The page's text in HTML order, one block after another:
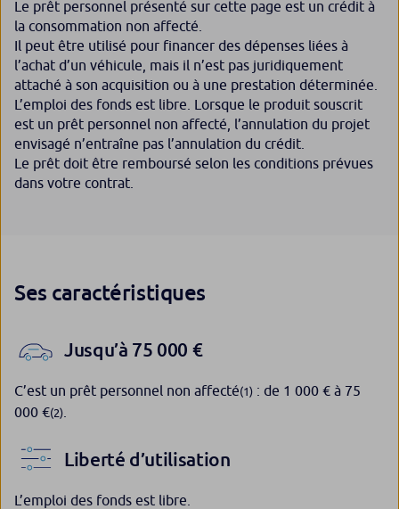
Le prêt personnel présenté sur cette page est un crédit à
la consommation non affecté.
Il peut être utilisé pour financer des dépenses liées à
l’achat d’un véhicule, mais il n’est pas juridiquement
attaché à son acquisition ou à une prestation déterminée.
L’emploi des fonds est libre. Lorsque le produit souscrit
est un prêt personnel non affecté, l’annulation du projet
envisagé n’entraîne pas l’annulation du crédit.
Le prêt doit être remboursé selon les conditions prévues
dans votre contrat.
Ses caractéristiques
Jusqu’à 75 000 €
C’est un prêt personnel non affecté(1) : de 1 000 € à 75
000 €(2)
Liberté d’utilisation
L’emploi des fonds est libre.